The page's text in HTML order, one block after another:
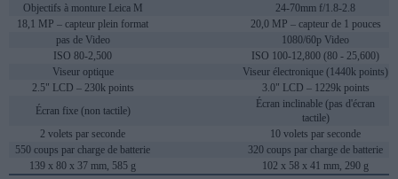
Objectifs à monture Leica M
24-70mm f/1.8-2.8
18,1 MP – capteur plein format
20,0 MP – capteur de 1 pouces
pas de Video
1080/60p Video
ISO 80-2,500
ISO 100-12,800 (80 - 25,600)
Viseur optique
Viseur électronique (1440k points)
2.5" LCD – 230k points
3.0" LCD – 1229k points
Écran fixe (non tactile)
Écran inclinable (pas d'écran
tactile)
2 volets par seconde
10 volets par seconde
550 coups par charge de batterie
320 coups par charge de batterie
139 x 80 x 37 mm, 585 g
102 x 58 x 41 mm, 290 g